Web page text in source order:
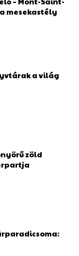
mesekastély
a világ
zöld